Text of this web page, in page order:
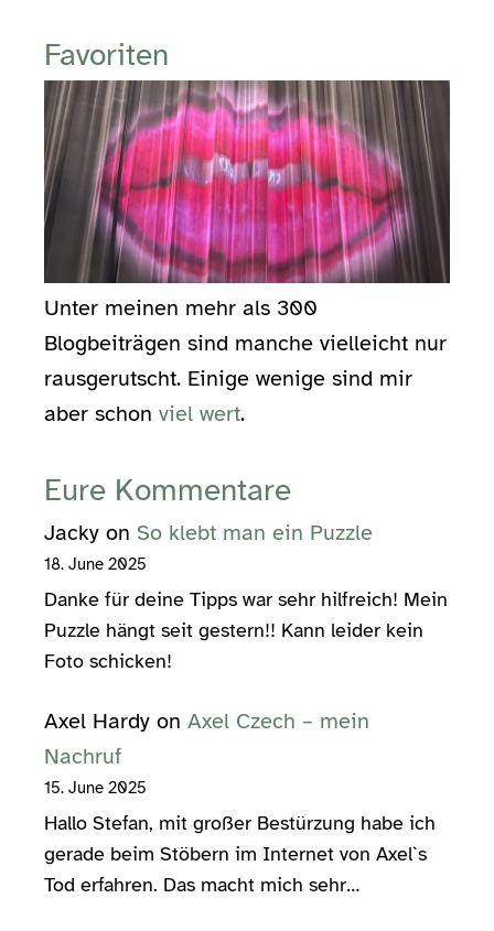
Favoriten
Unter meinen mehr als 300
Blogbeiträgen sind manche vielleicht nur
rausgerutscht. Einige wenige sind mir
aber schon viel wert.
Eure Kommentare
Jacky on So klebt man ein Puzzle
18. June 2025
Danke für deine Tipps war sehr hilfreich! Mein
Puzzle hängt seit gestern!! Kann leider kein
Foto schicken!
Axel Hardy on Axel Czech – mein
Nachruf
15. June 2025
Hallo Stefan, mit großer Bestürzung habe ich
gerade beim Stöbern im Internet von Axel`s
Tod erfahren. Das macht mich sehr…